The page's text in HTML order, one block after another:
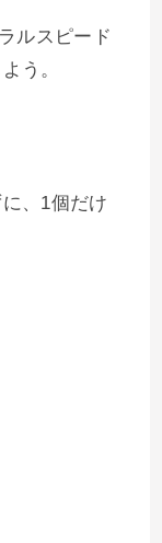
ルスピード
う。
、1個だけ